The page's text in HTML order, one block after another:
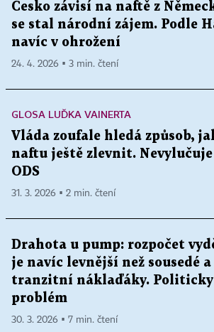
Česko závisí na naftě z
se stal národní zájem. Podle
navíc v ohrožení
24. 4. 2026 ▪ 3 min. čtení
GLOSA LUĎKA VAINERTA
Vláda zoufale hledá způsob,
naftu ještě zlevnit.
ODS
31. 3. 2026 ▪ 2 min. čtení
Drahota u pump: rozpočet
je navíc levnější než sousedé
tranzitní náklaďáky. Politicky
problém
30. 3. 2026 ▪ 7 min. čtení